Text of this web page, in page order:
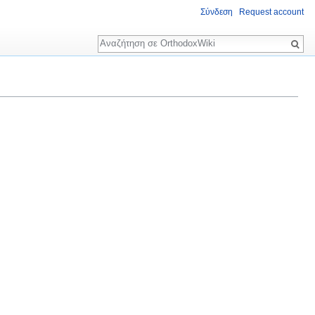
Σύνδεση Request account
Αναζήτηση